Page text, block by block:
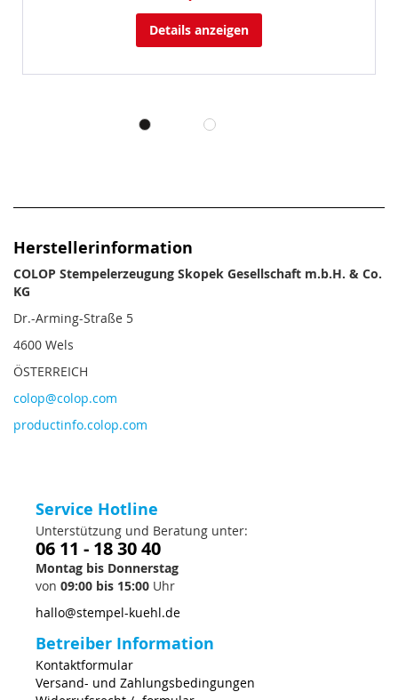
Details anzeigen
Herstellerinformation
COLOP Stempelerzeugung Skopek Gesellschaft m.b.H. & Co.
KG
Dr.-Arming-Straße 5
4600 Wels
ÖSTERREICH
colop@colop.com
productinfo.colop.com
Service Hotline
Unterstützung und Beratung unter:
06 11 - 18 30 40
Montag bis Donnerstag
von 09:00 bis 15:00 Uhr
hallo@stempel-kuehl.de
Betreiber Information
Kontaktformular
Versand- und Zahlungsbedingungen